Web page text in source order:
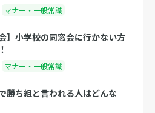
マナー・一般常識
会】小学校の同窓会に行かない方
マナー・一般常識
勝ち組と言われる人はどんな